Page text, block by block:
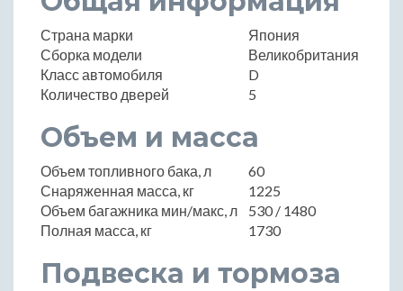
Страна марки
Япония
Сборка модели
Великобритания
Класс автомобиля
D
Количество дверей
5
Объем и масса
Объем топливного бака, л
60
Снаряженная масса, кг
1225
Объем багажника мин/макс, л
530 / 1480
Полная масса, кг
1730
Подвеска и тормоза